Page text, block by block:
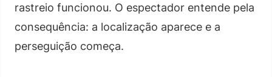
rastreio funcionou. O espectador entende pela
consequência: a localização aparece e a
perseguição começa.